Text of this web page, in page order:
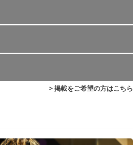
> 掲載をご希望の方はこちら